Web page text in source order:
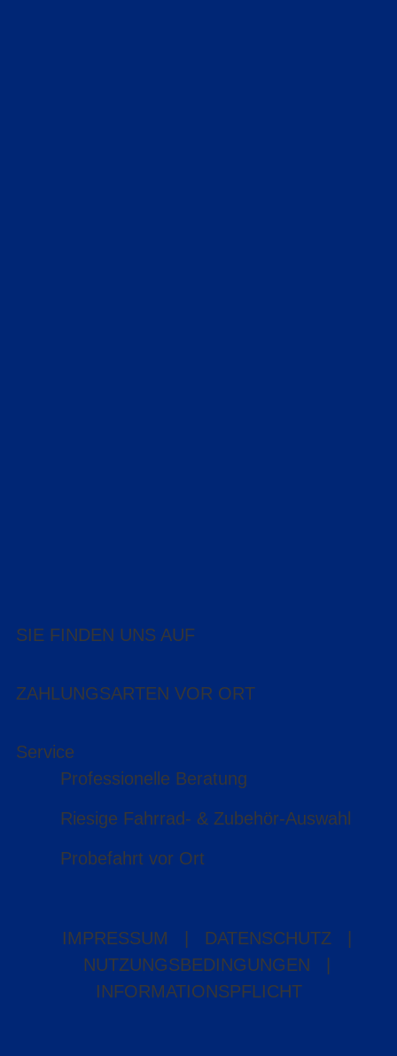
SIE FINDEN UNS AUF
ZAHLUNGSARTEN VOR ORT
Service
Professionelle Beratung
Riesige Fahrrad- & Zubehör-Auswahl
Probefahrt vor Ort
IMPRESSUM DATENSCHUTZ
NUTZUNGSBEDINGUNGEN
INFORMATIONSPFLICHT